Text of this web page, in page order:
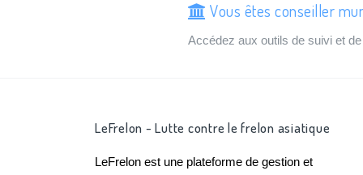
Vous êtes conseiller
Accédez aux outils de suivi et
LeFrelon - Lutte contre le frelon asiatique
LeFrelon est une plateforme de gestion et